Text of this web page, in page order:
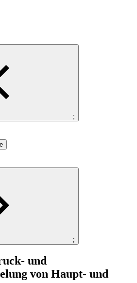
;
;
und
von Haupt- und